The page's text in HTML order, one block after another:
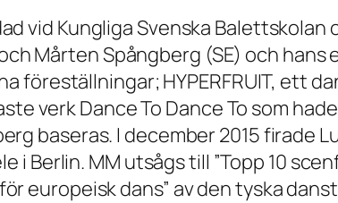
vid Kungliga Svenska Balettskolan
Mårten Spångberg (SE) och
föreställningar; HYPERFRUIT, ett
verk Dance To Dance To som
baseras. I december 2015 firade
i Berlin. MM utsågs till ”Topp 10
europeisk dans” av den tyska